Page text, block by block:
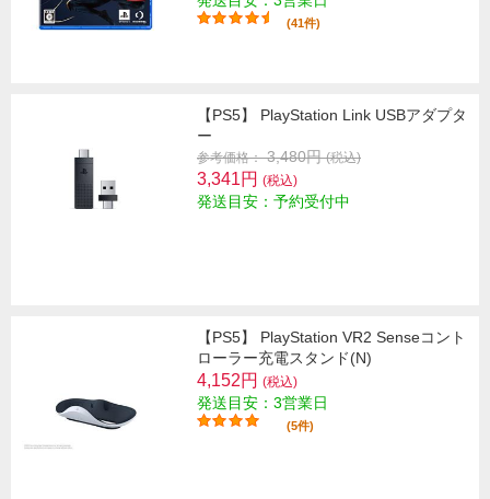
(41件)
【PS5】 PlayStation Link USBアダプタ
ー
参考価格： 3,480円(税込)
3,341円 (税込)
発送目安：予約受付中
【PS5】 PlayStation VR2 Senseコント
ローラー充電スタンド(N)
4,152円 (税込)
発送目安：3営業日
(5件)